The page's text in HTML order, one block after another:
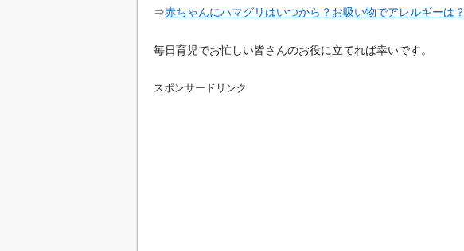
⇒赤ちゃんにハマグリはいつから？お吸い物でアレルギーは？
毎日育児でお忙しい皆さんのお役に立てれば幸いです。
スポンサードリンク